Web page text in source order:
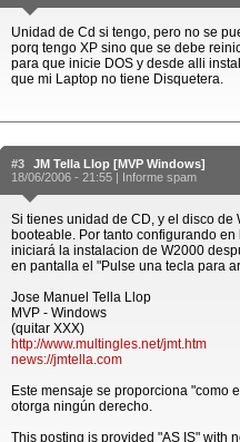
Unidad de Cd si tengo, pero no se
porq tengo XP sino que se debe
para que inicie DOS y desde alli
que mi Laptop no tiene Disquetera.
#3
JM Tella Llop [MVP Windows]
18/06/2006 - 21:55 | Informe spam
Si tienes unidad de CD, y el disco de
booteable. Por tanto configurando
iniciará la instalacion de W2000
en pantalla el "Pulse una tecla para
Jose Manuel Tella Llop
MVP - Windows
(quitar XXX)
http://www.multingles.net/jmt.htm
news://jmtella.com
Este mensaje se proporciona "como
otorga ningún derecho.
This posting is provided "AS IS" with